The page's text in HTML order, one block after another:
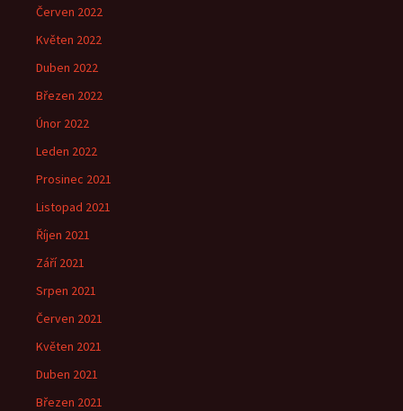
Červen 2022
Květen 2022
Duben 2022
Březen 2022
Únor 2022
Leden 2022
Prosinec 2021
Listopad 2021
Říjen 2021
Září 2021
Srpen 2021
Červen 2021
Květen 2021
Duben 2021
Březen 2021